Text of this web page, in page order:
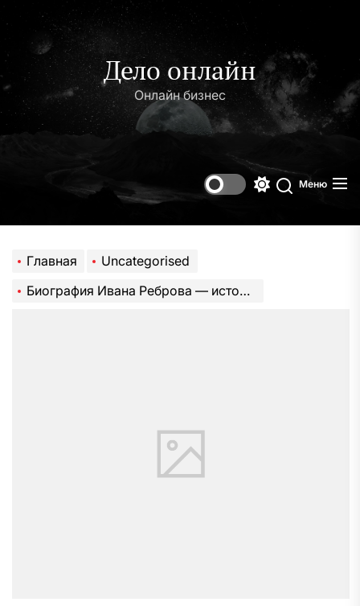
содержимому
Дело онлайн
Онлайн бизнес
Поиск
Меню
Главная
Uncategorised
Биография Ивана Реброва — история успеха и личного преодоления в футбольной карьере